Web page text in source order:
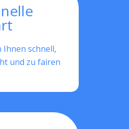
Ihnen schnell,
und zu fairen